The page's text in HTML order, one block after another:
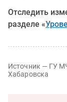
Отследить
разделе «
Источник — ГУ
Хабаровска